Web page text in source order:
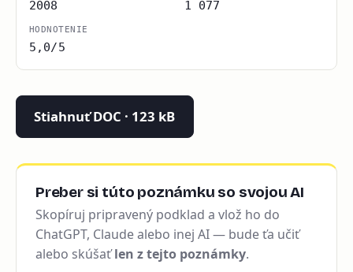
2008 1 077
HODNOTENIE
5,0/5
Stiahnuť DOC · 123 kB
Preber si túto poznámku so svojou AI
Skopíruj pripravený podklad a vlož ho do
ChatGPT, Claude alebo inej AI — bude ťa učiť
alebo skúšaťlen z tejto poznámky.